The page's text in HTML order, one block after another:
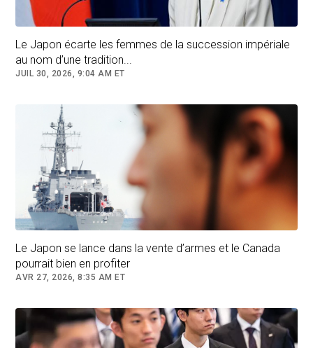
Capture d'écran de la page hébergeant la chaîne YouTube du
leader d'extrême-droite japonais Sohei Kamiya, chef du parti
Sanseito. PHOTO : RADIO-CANADA
Cap sur l’ultranationalisme et la xénophobie
Fraîchement lancé, le parti Sanseitō garde le
cap sur son discours conspirationniste et
extrémiste, constatent les chercheurs Romeo
Marcantouni et Robert Fahey, auteurs
d’uneétude (nouvelle fenêtre)sur l'ascension
fulgurante de cette jeune formation politique.
Loin d’une approche du type
des idées extrémistes sont d’abord camouflées
grand jour, ils observent que Sohei Kamiya et
son parti ont d’emblée agit de façon
décomplexée.
Le Japon écarte les femmes de la succession impériale
au nom d’une tradition...
JUIL 30, 2026, 9:04 AM ET
Le Japon se lance dans la vente d’armes et le Canada
pourrait bien en profiter
AVR 27, 2026, 8:35 AM ET